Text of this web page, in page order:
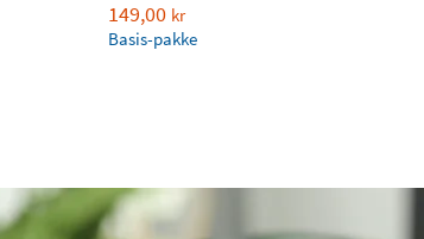
149,00 kr
Basis-pakke